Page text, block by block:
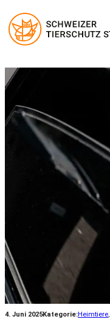
4. Juni 2025Kategorie:Heimtiere,